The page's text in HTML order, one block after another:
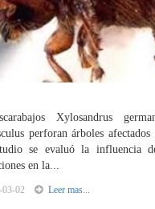
Xylosandrus
perforan árboles
se evaluó la influencia
en la...
03-02 Leer mas...